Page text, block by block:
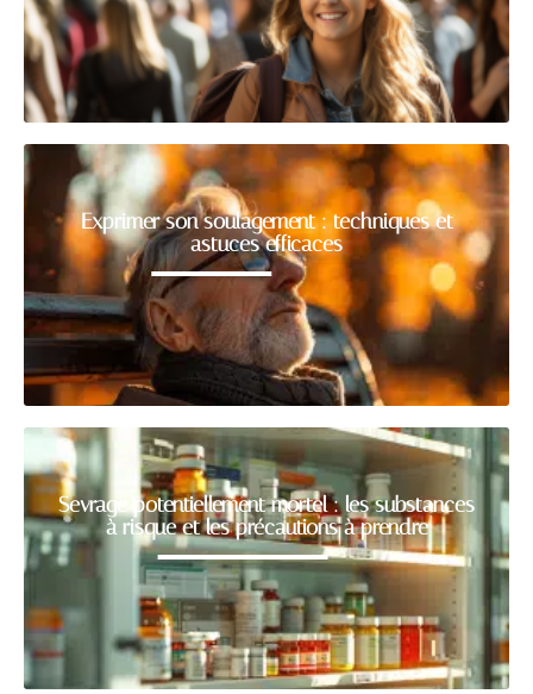
Exprimer son soulagement : techniques et
astuces efficaces
Sevrage potentiellement mortel : les substances
à risque et les précautions à prendre